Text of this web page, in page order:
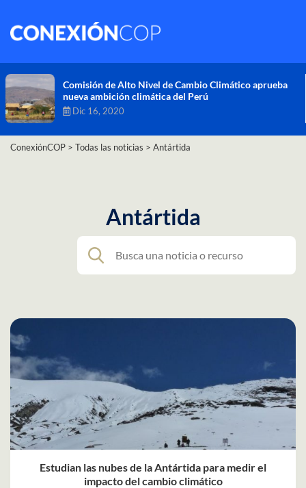
Comisión de Alto Nivel de Cambio Climático aprueba
nueva ambición climática del Perú
Dic 16, 2020
ConexiónCOP > Todas las noticias > Antártida
Antártida
Estudian las nubes de la Antártida para medir el
impacto del cambio climático